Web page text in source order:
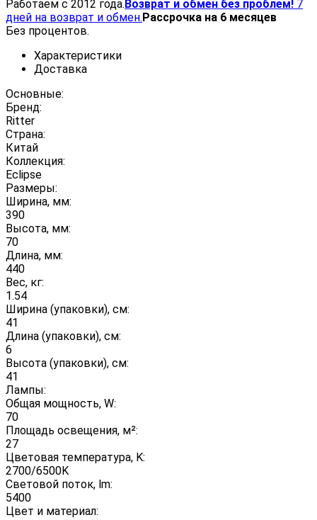
Работаем с 2012 года.Возврат и обмен без проблем! 7
дней на возврат и обмен.Рассрочка на 6 месяцев
Без процентов.
Характеристики
Доставка
Основные:
Бренд:
Ritter
Страна:
Китай
Коллекция:
Eclipse
Размеры:
Ширина, мм:
390
Высота, мм:
70
Длина, мм:
440
Вес, кг:
1.54
Ширина (упаковки), см:
41
Длина (упаковки), см:
6
Высота (упаковки), см:
41
Лампы:
Общая мощность, W:
70
Площадь освещения, м²:
27
Цветовая температура, K:
2700/6500K
Световой поток, lm:
5400
Цвет и материал: